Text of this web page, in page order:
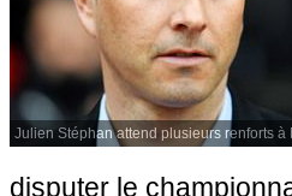
Julien Stéphan attend plusieurs renforts à
disputer le